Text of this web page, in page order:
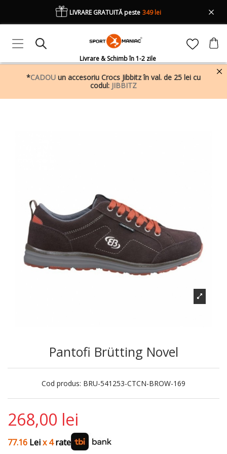
Livrare & Schimb în 1-2 zile
LIVRARE GRATUITĂ peste 349 lei
*CADOU un accesoriu Crocs Jibbitz în val. de 25 lei cu
codul: JIBBITZ
Pantofi Brütting Novel
Cod produs: BRU-541253-CTCN-BROW-169
268,00 lei
77.16 Leix 4rate